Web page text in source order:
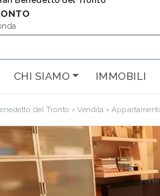
CHI SIAMO IMMOBILI
del Tronto › Vendita ›